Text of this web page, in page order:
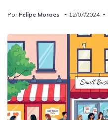
Por Felipe Moraes 12/07/2024